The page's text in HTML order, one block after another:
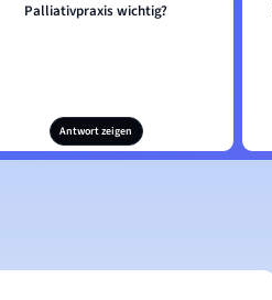
Palliativpraxis wichtig?
Antwort zeigen